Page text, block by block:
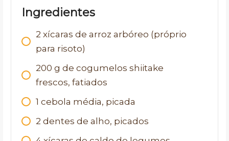
Ingredientes
2 xícaras de arroz arbóreo (próprio
para risoto)
200 g de cogumelos shiitake
frescos, fatiados
1 cebola média, picada
2 dentes de alho, picados